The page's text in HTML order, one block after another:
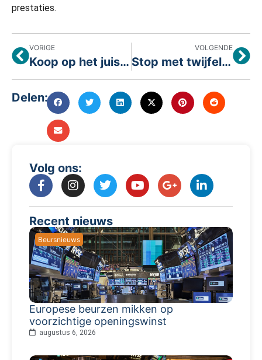
prestaties.
VORIGE
Koop op het juiste moment. Verkoop met discipline.
VOLGENDE
Stop met twijfelen: handel met structuur
Delen:
Volg ons:
Recent nieuws
Beursnieuws
Europese beurzen mikken op
voorzichtige openingswinst
augustus 6, 2026